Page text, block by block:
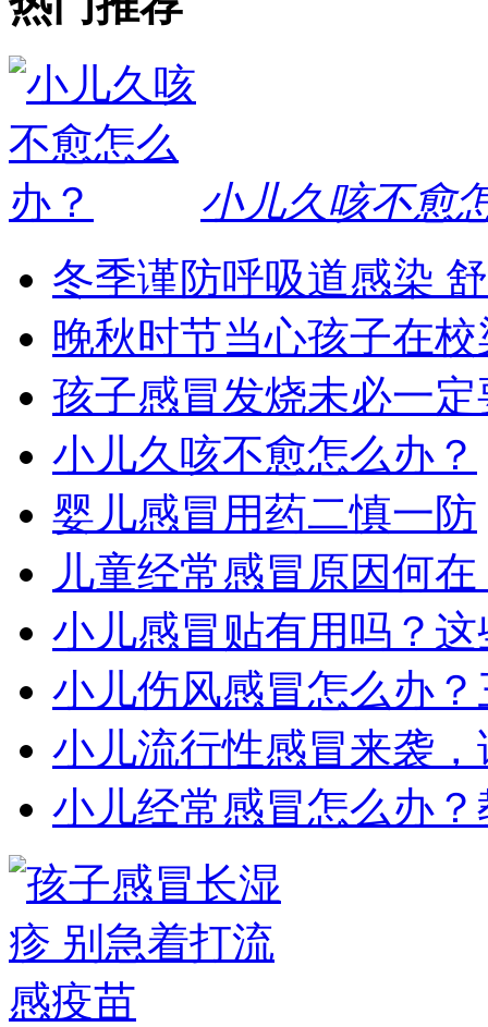
小儿久咳不愈
冬季谨防呼吸道感染
晚秋时节当心孩子在
孩子感冒发烧未必一
小儿久咳不愈怎么办？
婴儿感冒用药二慎一防
儿童经常感冒原因何
小儿感冒贴有用吗？
小儿伤风感冒怎么办
小儿流行性感冒来袭
小儿经常感冒怎么办